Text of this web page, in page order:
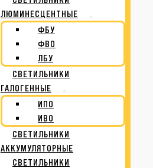
ЛЮМИНЕСЦЕНТНЫЕ
ФБУ
ФВО
ЛБУ
СВЕТИЛЬНИКИ
ГАЛОГЕННЫЕ
ИПО
ИВО
СВЕТИЛЬНИКИ
АККУМУЛЯТОРНЫЕ
СВЕТИЛЬНИКИ